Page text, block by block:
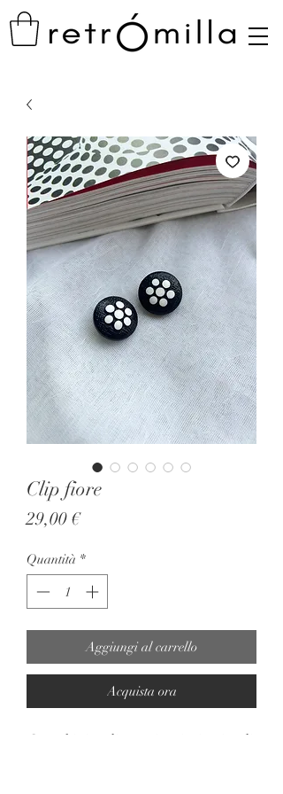
Clip fiore
29,00 €Prezzo
Quantità *
Aggiungi al carrello
Acquista ora
Orecchini a clip anni 80 ispirati agli